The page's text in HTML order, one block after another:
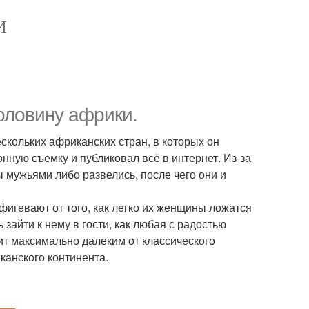
африки.
африканских стран, в которых он
съемку и публиковал всё в интернет. Из-за
либо развелись, после чего они и
от того, как легко их женщины ложатся
к нему в гости, как любая с радостью
максимально далеким от классического
континента.